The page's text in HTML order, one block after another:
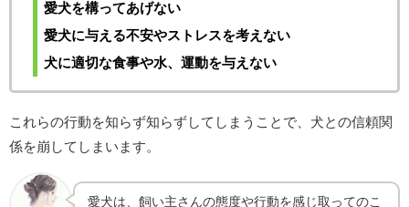
愛犬を構ってあげない
愛犬に与える不安やストレスを考えない
犬に適切な食事や水、運動を与えない
これらの行動を知らず知らずしてしまうことで、犬との信頼関
係を崩してしまいます。
愛犬は、飼い主さんの態度や行動を感じ取ってのこ